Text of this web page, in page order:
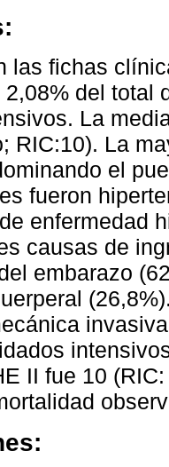
las fichas
del total
La
RIC:10). La
el
fueron
enfermedad
causas de
embarazo
II fue 10